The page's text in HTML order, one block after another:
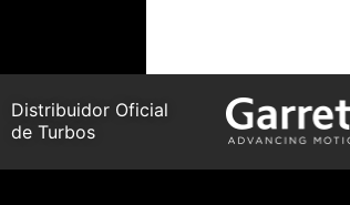
Distribuidor Oficial
de Turbos